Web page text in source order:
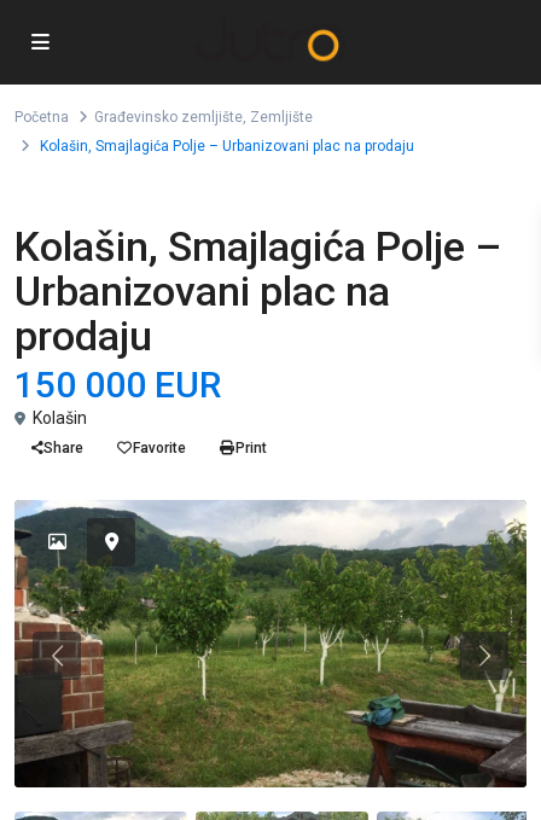
Početna Građevinsko zemljište, Zemljište
Kolašin, Smajlagića Polje – Urbanizovani plac na prodaju
Kolašin, Smajlagića Polje –
Urbanizovani plac na
prodaju
150 000 EUR
Kolašin
Share Favorite Print
Previous